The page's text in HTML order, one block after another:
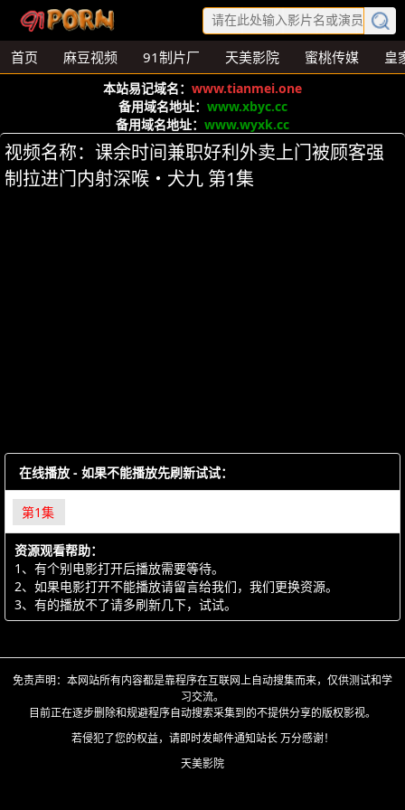
首页 麻豆视频 91制片厂 天美影院 蜜桃传媒 皇
本站易记域名： www.tianmei.one
备用域名地址： www.xbyc.cc
备用域名地址： www.wyxk.cc
视频名称：课余时间兼职好利外卖上门被顾客强
制拉进门内射深喉・犬九 第1集
在线播放 - 如果不能播放先刷新试试：
第1集
资源观看帮助：
1、有个别电影打开后播放需要等待。
2、如果电影打开不能播放请留言给我们，我们更换资源。
3、有的播放不了请多刷新几下，试试。
免责声明：本网站所有内容都是靠程序在互联网上自动搜集而来，仅供测试和学
习交流。
目前正在逐步删除和规避程序自动搜索采集到的不提供分享的版权影视。
若侵犯了您的权益，请即时发邮件通知站长 万分感谢！
天美影院